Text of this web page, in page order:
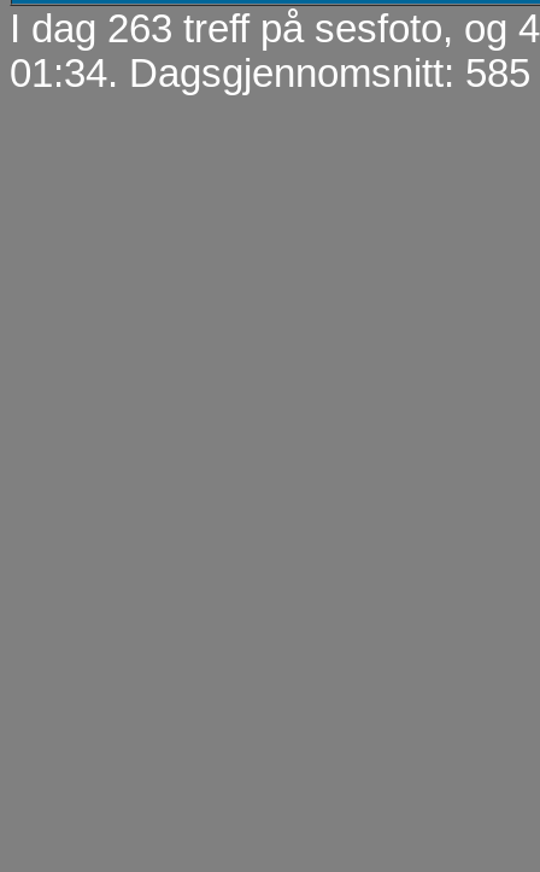
I dag 263 treff på sesfoto, og
01:34. Dagsgjennomsnitt: 585